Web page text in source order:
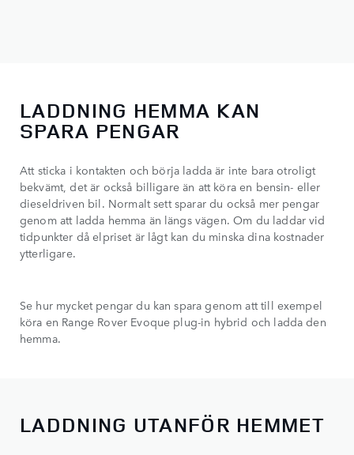
LADDNING HEMMA KAN
SPARA PENGAR
Att sticka i kontakten och börja ladda är inte bara otroligt
bekvämt, det är också billigare än att köra en bensin- eller
dieseldriven bil. Normalt sett sparar du också mer pengar
genom att ladda hemma än längs vägen. Om du laddar vid
tidpunkter då elpriset är lågt kan du minska dina kostnader
ytterligare.
Se hur mycket pengar du kan spara genom att till exempel
köra en Range Rover Evoque plug-in hybrid och ladda den
hemma.
LADDNING UTANFÖR HEMMET